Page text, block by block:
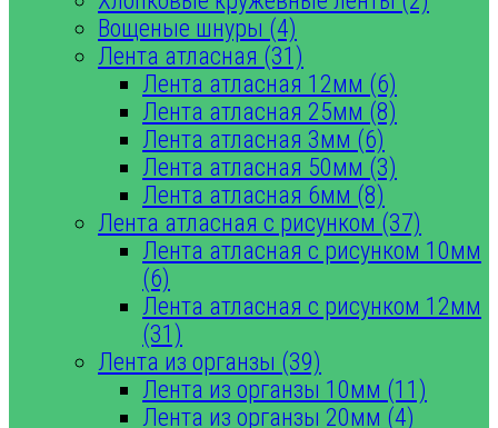
Вощеные шнуры (4)
Лента атласная (31)
Лента атласная 12мм (6)
Лента атласная 25мм (8)
Лента атласная 3мм (6)
Лента атласная 50мм (3)
Лента атласная 6мм (8)
Лента атласная с рисунком (37)
Лента атласная с рисунком 10мм
(6)
Лента атласная с рисунком 12мм
(31)
Лента из органзы (39)
Лента из органзы 10мм (11)
Лента из органзы 20мм (4)